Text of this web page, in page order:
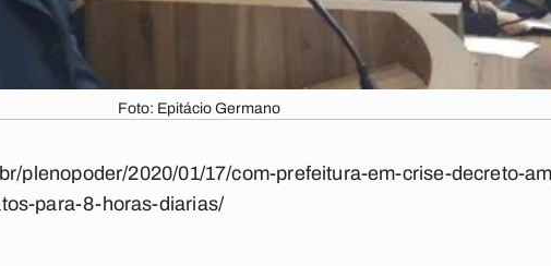
Foto: Epitácio Germano
plenopoder/2020/01/17/com-prefeitura-em-crise-decreto-
para-8-horas-diarias/